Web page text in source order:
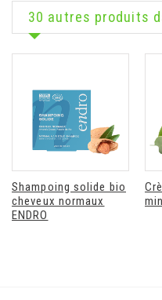
30 autres produits
Shampoing solide bio
cheveux normaux
ENDRO